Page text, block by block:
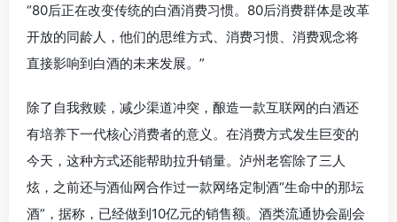
“80后正在改变传统的白酒消费习惯。80后消费群体是改革
开放的同龄人，他们的思维方式、消费习惯、消费观念将
直接影响到白酒的未来发展。”
除了自我救赎，减少渠道冲突，酿造一款互联网的白酒还
有培养下一代核心消费者的意义。在消费方式发生巨变的
今天，这种方式还能帮助拉升销量。泸州老窖除了三人
炫，之前还与酒仙网合作过一款网络定制酒“生命中的那坛
酒”，据称，已经做到10亿元的销售额。酒类流通协会副会